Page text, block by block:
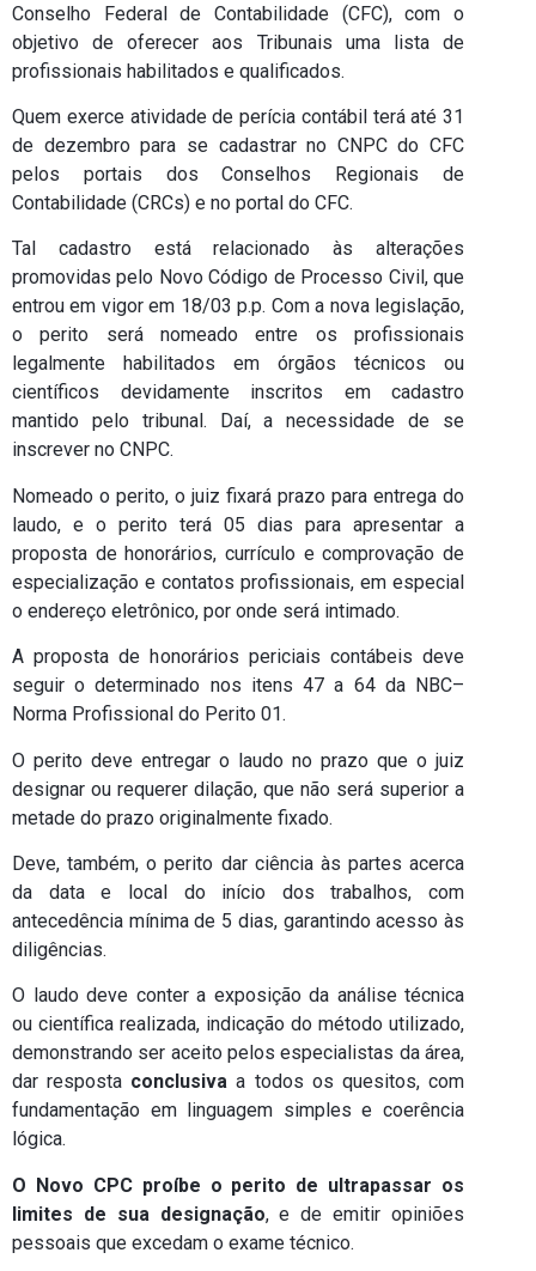
Conselho Federal de Contabilidade (CFC), com o
objetivo de oferecer aos Tribunais uma lista de
profissionais habilitados e qualificados.
Quem exerce atividade de perícia contábil terá até 31
de dezembro para se cadastrar no CNPC do CFC
pelos portais dos Conselhos Regionais de
Contabilidade (CRCs) e no portal do CFC.
Tal cadastro está relacionado às alterações
promovidas pelo Novo Código de Processo Civil, que
entrou em vigor em 18/03 p.p. Com a nova legislação,
o perito será nomeado entre os profissionais
legalmente habilitados em órgãos técnicos ou
científicos devidamente inscritos em cadastro
mantido pelo tribunal. Daí, a necessidade de se
inscrever no CNPC.
Nomeado o perito, o juiz fixará prazo para entrega do
laudo, e o perito terá 05 dias para apresentar a
proposta de honorários, currículo e comprovação de
especialização e contatos profissionais, em especial
o endereço eletrônico, por onde será intimado.
A proposta de honorários periciais contábeis deve
seguir o determinado nos itens 47 a 64 da NBC–
Norma Profissional do Perito 01.
O perito deve entregar o laudo no prazo que o juiz
designar ou requerer dilação, que não será superior a
metade do prazo originalmente fixado.
Deve, também, o perito dar ciência às partes acerca
da data e local do início dos trabalhos, com
antecedência mínima de 5 dias, garantindo acesso às
diligências.
O laudo deve conter a exposição da análise técnica
ou científica realizada, indicação do método utilizado,
demonstrando ser aceito pelos especialistas da área,
dar resposta conclusivaa todos os quesitos, com
fundamentação em linguagem simples e coerência
lógica.
O Novo CPC proíbe o perito de ultrapassar os
limites de sua designação, e de emitir opiniões
pessoais que excedam o exame técnico.